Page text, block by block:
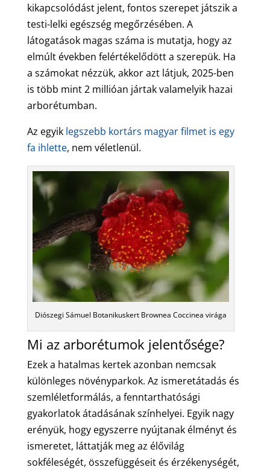
kikapcsolódást jelent, fontos szerepet játszik a
testi-lelki egészség megőrzésében. A
látogatások magas száma is mutatja, hogy az
elmúlt években felértékelődött a szerepük. Ha
a számokat nézzük, akkor azt látjuk, 2025-ben
is több mint 2 millióan jártak valamelyik hazai
arborétumban.
Az egyik legszebb kortárs magyar filmet is egy
fa ihlette, nem véletlenül.
Diószegi Sámuel Botanikuskert Brownea Coccinea virága
Mi az arborétumok jelentősége?
Ezek a hatalmas kertek azonban nemcsak
különleges növényparkok. Az ismeretátadás és
szemléletformálás, a fenntarthatósági
gyakorlatok átadásának színhelyei. Egyik nagy
erényük, hogy egyszerre nyújtanak élményt és
ismeretet, láttatják meg az élővilág
sokféleségét, összefüggéseit és érzékenységét,